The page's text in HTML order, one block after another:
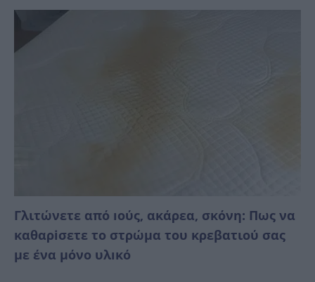
Γλιτώνετε από ıούς, ακάρεα, σκόνη: Πως να
καθαρiσετε το στρώμα του κρεβατιού σας
με ένα μόνο υλıκό